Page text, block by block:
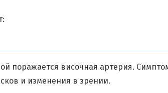
поражается височная артерия.
и изменения в зрении.